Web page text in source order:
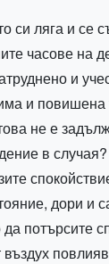
си ляга и се
часове на
и
и повишена
не е
в
дори и
потърсите